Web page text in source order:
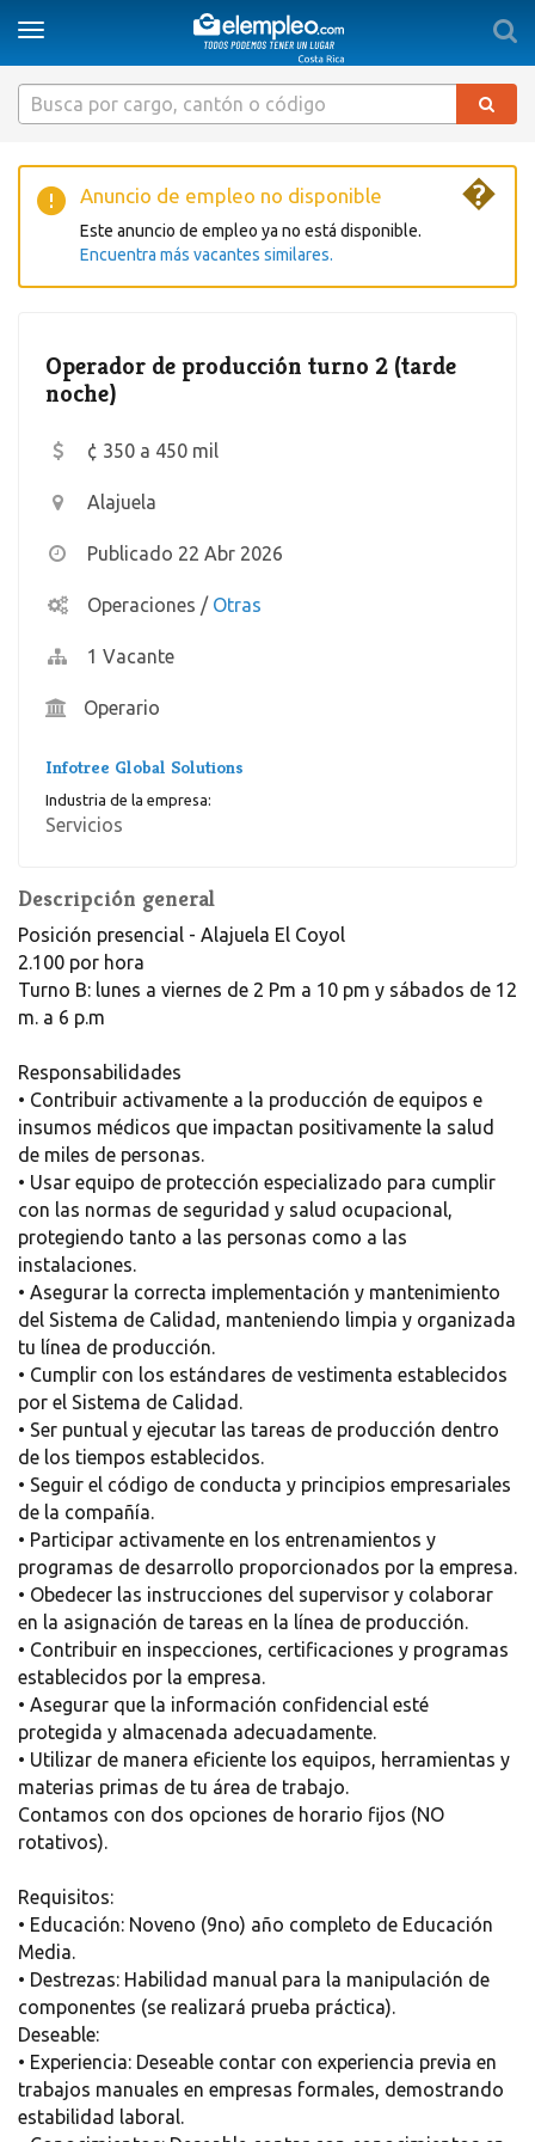
Toggle
navigation
Anuncio de empleo no disponible
Este anuncio de empleo ya no está disponible.
Encuentra más vacantes similares.
�
Operador de producción turno 2 (tarde
noche)
¢ 350 a 450 mil
Alajuela
Publicado 22 Abr 2026
Operaciones / Otras
1 Vacante
Operario
Infotree Global Solutions
Industria de la empresa:
Servicios
Descripción general
Posición presencial - Alajuela El Coyol
2.100 por hora
Turno B: lunes a viernes de 2 Pm a 10 pm y sábados de 12
m. a 6 p.m
Responsabilidades
• Contribuir activamente a la producción de equipos e
insumos médicos que impactan positivamente la salud
de miles de personas.
• Usar equipo de protección especializado para cumplir
con las normas de seguridad y salud ocupacional,
protegiendo tanto a las personas como a las
instalaciones.
• Asegurar la correcta implementación y mantenimiento
del Sistema de Calidad, manteniendo limpia y organizada
tu línea de producción.
• Cumplir con los estándares de vestimenta establecidos
por el Sistema de Calidad.
• Ser puntual y ejecutar las tareas de producción dentro
de los tiempos establecidos.
• Seguir el código de conducta y principios empresariales
de la compañía.
• Participar activamente en los entrenamientos y
programas de desarrollo proporcionados por la empresa.
• Obedecer las instrucciones del supervisor y colaborar
en la asignación de tareas en la línea de producción.
• Contribuir en inspecciones, certificaciones y programas
establecidos por la empresa.
• Asegurar que la información confidencial esté
protegida y almacenada adecuadamente.
• Utilizar de manera eficiente los equipos, herramientas y
materias primas de tu área de trabajo.
Contamos con dos opciones de horario fijos (NO
rotativos).
Requisitos:
• Educación: Noveno (9no) año completo de Educación
Media.
• Destrezas: Habilidad manual para la manipulación de
componentes (se realizará prueba práctica).
Deseable:
• Experiencia: Deseable contar con experiencia previa en
trabajos manuales en empresas formales, demostrando
estabilidad laboral.